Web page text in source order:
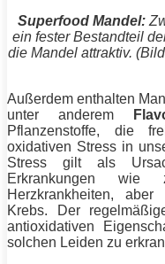
Superfood Mandel:
ein fester Bestandteil
die Mandel attraktiv.
Außerdem enthalten
unter anderem
Pflanzenstoffe, die
oxidativen Stress in
Stress gilt als
Erkrankungen wie
Herzkrankheiten,
Krebs. Der
antioxidativen
solchen Leiden zu